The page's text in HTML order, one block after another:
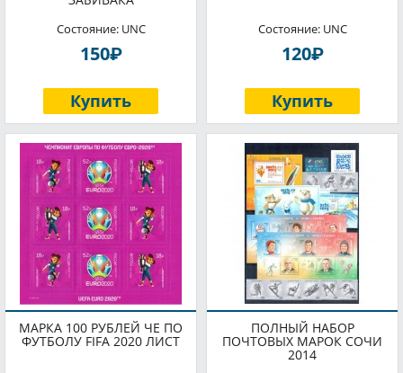
Состояние: UNC
150P
Купить
Состояние: UNC
120P
Купить
МАРКА 100 РУБЛЕЙ ЧЕ ПО
ФУТБОЛУ FIFA 2020 ЛИСТ
ПОЛНЫЙ НАБОР
ПОЧТОВЫХ МАРОК СОЧИ
2014